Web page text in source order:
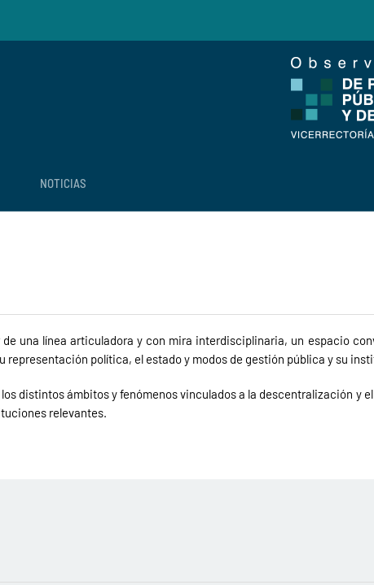
NOTICIAS
una línea articuladora y con mira interdisciplinaria, un espacio
política, el estado y modos de gestión pública y su
distintos ámbitos y fenómenos vinculados a la descentralización y
relevantes.